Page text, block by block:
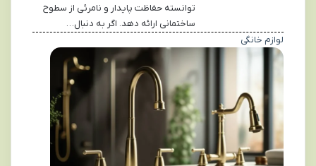
توانسته حفاظت پایدار و نامرئی از سطوح
ساختمانی ارائه دهد. اگر به دنبال…
لوازم خانگی